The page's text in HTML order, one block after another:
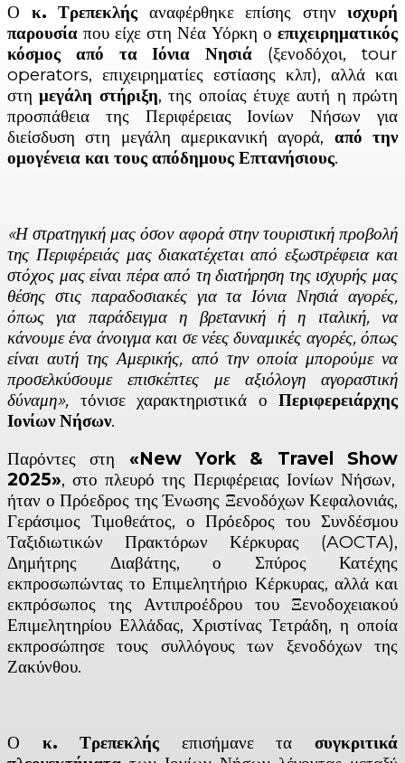
Ο κ. Τρεπεκλής αναφέρθηκε επίσης στην ισχυρή
παρουσία που είχε στη Νέα Υόρκη ο επιχειρηματικός
κόσμος από τα Ιόνια Νησιά (ξενοδόχοι, tour
operators, επιχειρηματίες εστίασης κλπ), αλλά και
στημεγάλη στήριξη, της οποίας έτυχε αυτή η πρώτη
προσπάθεια της Περιφέρειας Ιονίων Νήσων για
διείσδυση στη μεγάλη αμερικανική αγορά, από την
ομογένεια και τους απόδημους Επτανήσιους.
«Η στρατηγική μας όσον αφορά στην τουριστική προβολή
της Περιφέρειάς μας διακατέχεται από εξωστρέφεια και
στόχος μας είναι πέρα από τη διατήρηση της ισχυρής μας
θέσης στις παραδοσιακές για τα Ιόνια Νησιά αγορές,
όπως για παράδειγμα η βρετανική ή η ιταλική, να
κάνουμε ένα άνοιγμα και σε νέες δυναμικές αγορές, όπως
είναι αυτή της Αμερικής, από την οποία μπορούμε να
προσελκύσουμε επισκέπτες με αξιόλογη αγοραστική
δύναμη», τόνισε χαρακτηριστικά ο Περιφερειάρχης
Ιονίων Νήσων.
Παρόντες στη «New York & Travel
Show
2025», στο πλευρό της Περιφέρειας Ιονίων Νήσων,
ήταν ο Πρόεδρος της Ένωσης Ξενοδόχων Κεφαλονιάς,
Γεράσιμος Τιμοθεάτος, ο Πρόεδρος του Συνδέσμου
Ταξιδιωτικών Πρακτόρων Κέρκυρας (AOCTA),
Δημήτρης Διαβάτης, ο Σπύρος Κατέχης
εκπροσωπώντας το Επιμελητήριο Κέρκυρας, αλλά και
εκπρόσωπος της Αντιπροέδρου του Ξενοδοχειακού
Επιμελητηρίου Ελλάδας, Χριστίνας Τετράδη, η οποία
εκπροσώπησε τους συλλόγους των ξενοδόχων της
Ζακύνθου.
Ο κ. Τρεπεκλής επισήμανε τασυγκριτικά